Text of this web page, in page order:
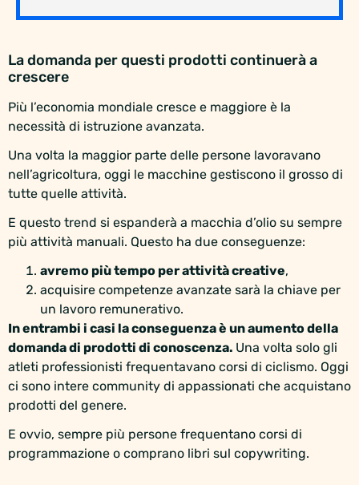
La domanda per questi prodotti continuerà a
crescere
Più l’economia mondiale cresce e maggiore è la
necessità di istruzione avanzata.
Una volta la maggior parte delle persone lavoravano
nell’agricoltura, oggi le macchine gestiscono il grosso di
tutte quelle attività.
E questo trend si espanderà a macchia d’olio su sempre
più attività manuali. Questo ha due conseguenze:
avremo più tempo per attività creative,
acquisire competenze avanzate sarà la chiave per
un lavoro remunerativo.
In entrambi i casi la conseguenza è un aumento della
domanda di prodotti di conoscenza. Una volta solo gli
atleti professionisti frequentavano corsi di ciclismo. Oggi
ci sono intere community di appassionati che acquistano
prodotti del genere.
E ovvio, sempre più persone frequentano corsi di
programmazione o comprano libri sul copywriting.